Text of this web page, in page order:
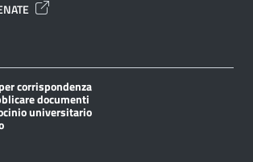
corrispondenza
documenti
universitario